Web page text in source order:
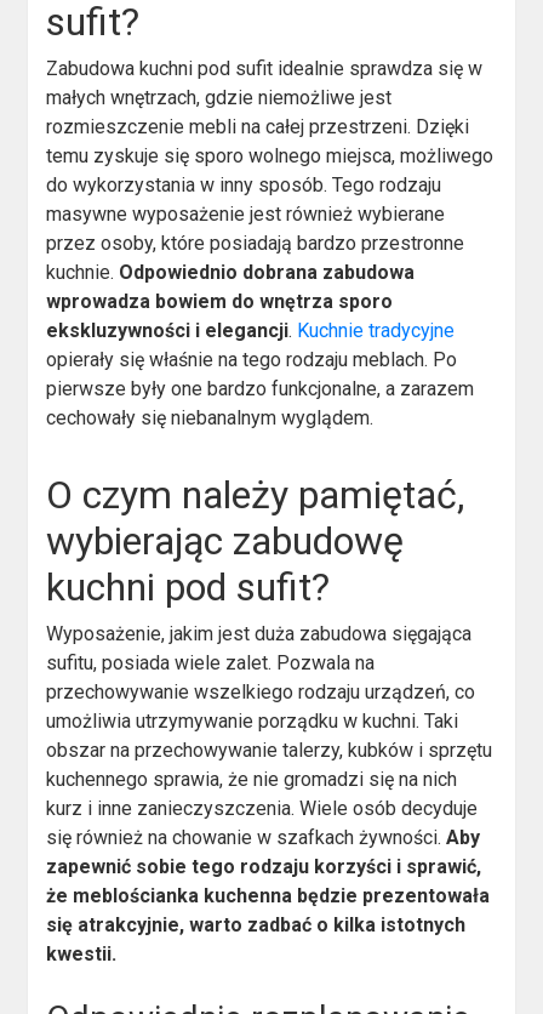
sufit?
Zabudowa kuchni pod sufit idealnie sprawdza się w
małych wnętrzach, gdzie niemożliwe jest
rozmieszczenie mebli na całej przestrzeni. Dzięki
temu zyskuje się sporo wolnego miejsca, możliwego
do wykorzystania w inny sposób. Tego rodzaju
masywne wyposażenie jest również wybierane
przez osoby, które posiadają bardzo przestronne
kuchnie. Odpowiednio dobrana zabudowa
wprowadza bowiem do wnętrza sporo
ekskluzywności i elegancji. Kuchnie tradycyjne
opierały się właśnie na tego rodzaju meblach. Po
pierwsze były one bardzo funkcjonalne, a zarazem
cechowały się niebanalnym wyglądem.
O czym należy pamiętać,
wybierając zabudowę
kuchni pod sufit?
Wyposażenie, jakim jest duża zabudowa sięgająca
sufitu, posiada wiele zalet. Pozwala na
przechowywanie wszelkiego rodzaju urządzeń, co
umożliwia utrzymywanie porządku w kuchni. Taki
obszar na przechowywanie talerzy, kubków i sprzętu
kuchennego sprawia, że nie gromadzi się na nich
kurz i inne zanieczyszczenia. Wiele osób decyduje
się również na chowanie w szafkach żywności. Aby
zapewnić sobie tego rodzaju korzyści i sprawić,
że meblościanka kuchenna będzie prezentowała
się atrakcyjnie, warto zadbać o kilka istotnych
kwestii.